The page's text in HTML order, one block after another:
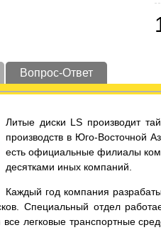
Вопрос-Ответ
Литые диски LS производит
производств в Юго-Восточной
есть официальные филиалы
десятками иных компаний.
Каждый год компания
Специальный отдел
все легковые транспортные